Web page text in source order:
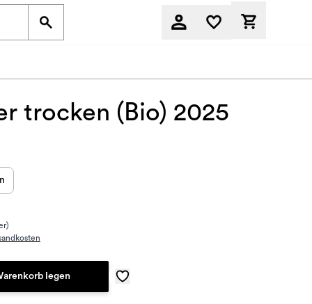
trocken (Bio) 2025
legen